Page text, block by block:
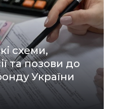
схеми,
та позови до
України